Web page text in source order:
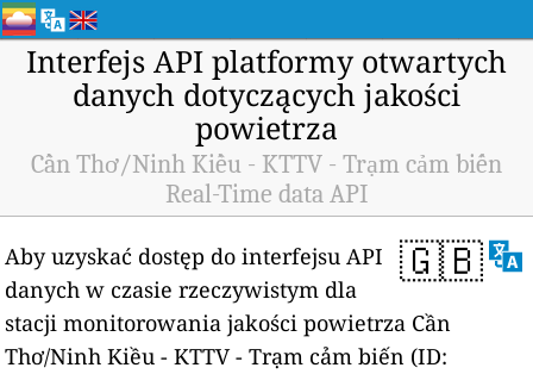
Interfejs API platformy otwartych
danych dotyczących jakości
powietrza
Cần Thơ/Ninh Kiều - KTTV - Trạm cảm biến
Real-Time data API
🇬🇧
Aby uzyskać dostęp do interfejsu API
danych w czasie rzeczywistym dla
stacji monitorowania jakości powietrza Cần
Thơ/Ninh Kiều - KTTV - Trạm cảm biến (ID: